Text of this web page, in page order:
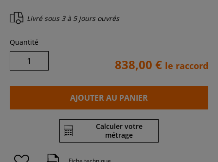
Livré sous 3 à 5 jours ouvrés
Quantité
838,00 € le raccord
AJOUTER AU PANIER
Calculer votre
métrage